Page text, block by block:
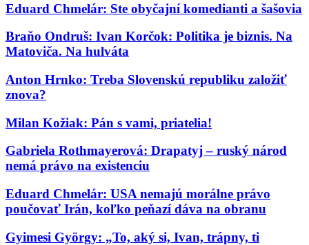
Eduard Chmelár: Ste obyčajní komedianti a šašovia
Braňo Ondruš: Ivan Korčok: Politika je biznis. Na
Matoviča. Na hulváta
Anton Hrnko: Treba Slovenskú republiku založiť
znova?
Milan Kožiak: Pán s vami, priatelia!
Gabriela Rothmayerová: Drapatyj – ruský národ
nemá právo na existenciu
Eduard Chmelár: USA nemajú morálne právo
poučovať Irán, koľko peňazí dáva na obranu
Gyimesi György: „To, aký si, Ivan, trápny, ti